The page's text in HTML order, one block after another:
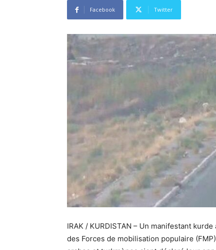
Facebook Twitter
IRAK / KURDISTAN – Un manifestant
des Forces de mobilisation populaire